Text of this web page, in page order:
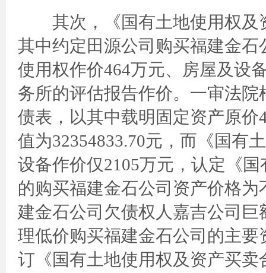
其次，《国有土地使用权及
其中约定田源公司购买福建金
使用权作价464万元、房屋及设
务所的评估报告作价。一审法
债表，以其中载明固定资产原价
值为32354833.70元，而《国有
设备作价仅2105万元，认定《
的购买福建金石公司资产价格
建金石公司欠债权人嘉吉公司
理低价购买福建金石公司的主
订《国有土地使用权及资产买